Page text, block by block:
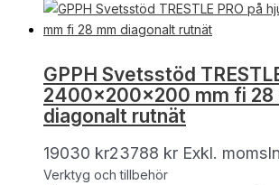
GPPH Svetsstöd
2400x200x200 mm fi 28
diagonalt rutnät
19030 kr23788 kr Exkl. moms
Verktyg och tillbehör